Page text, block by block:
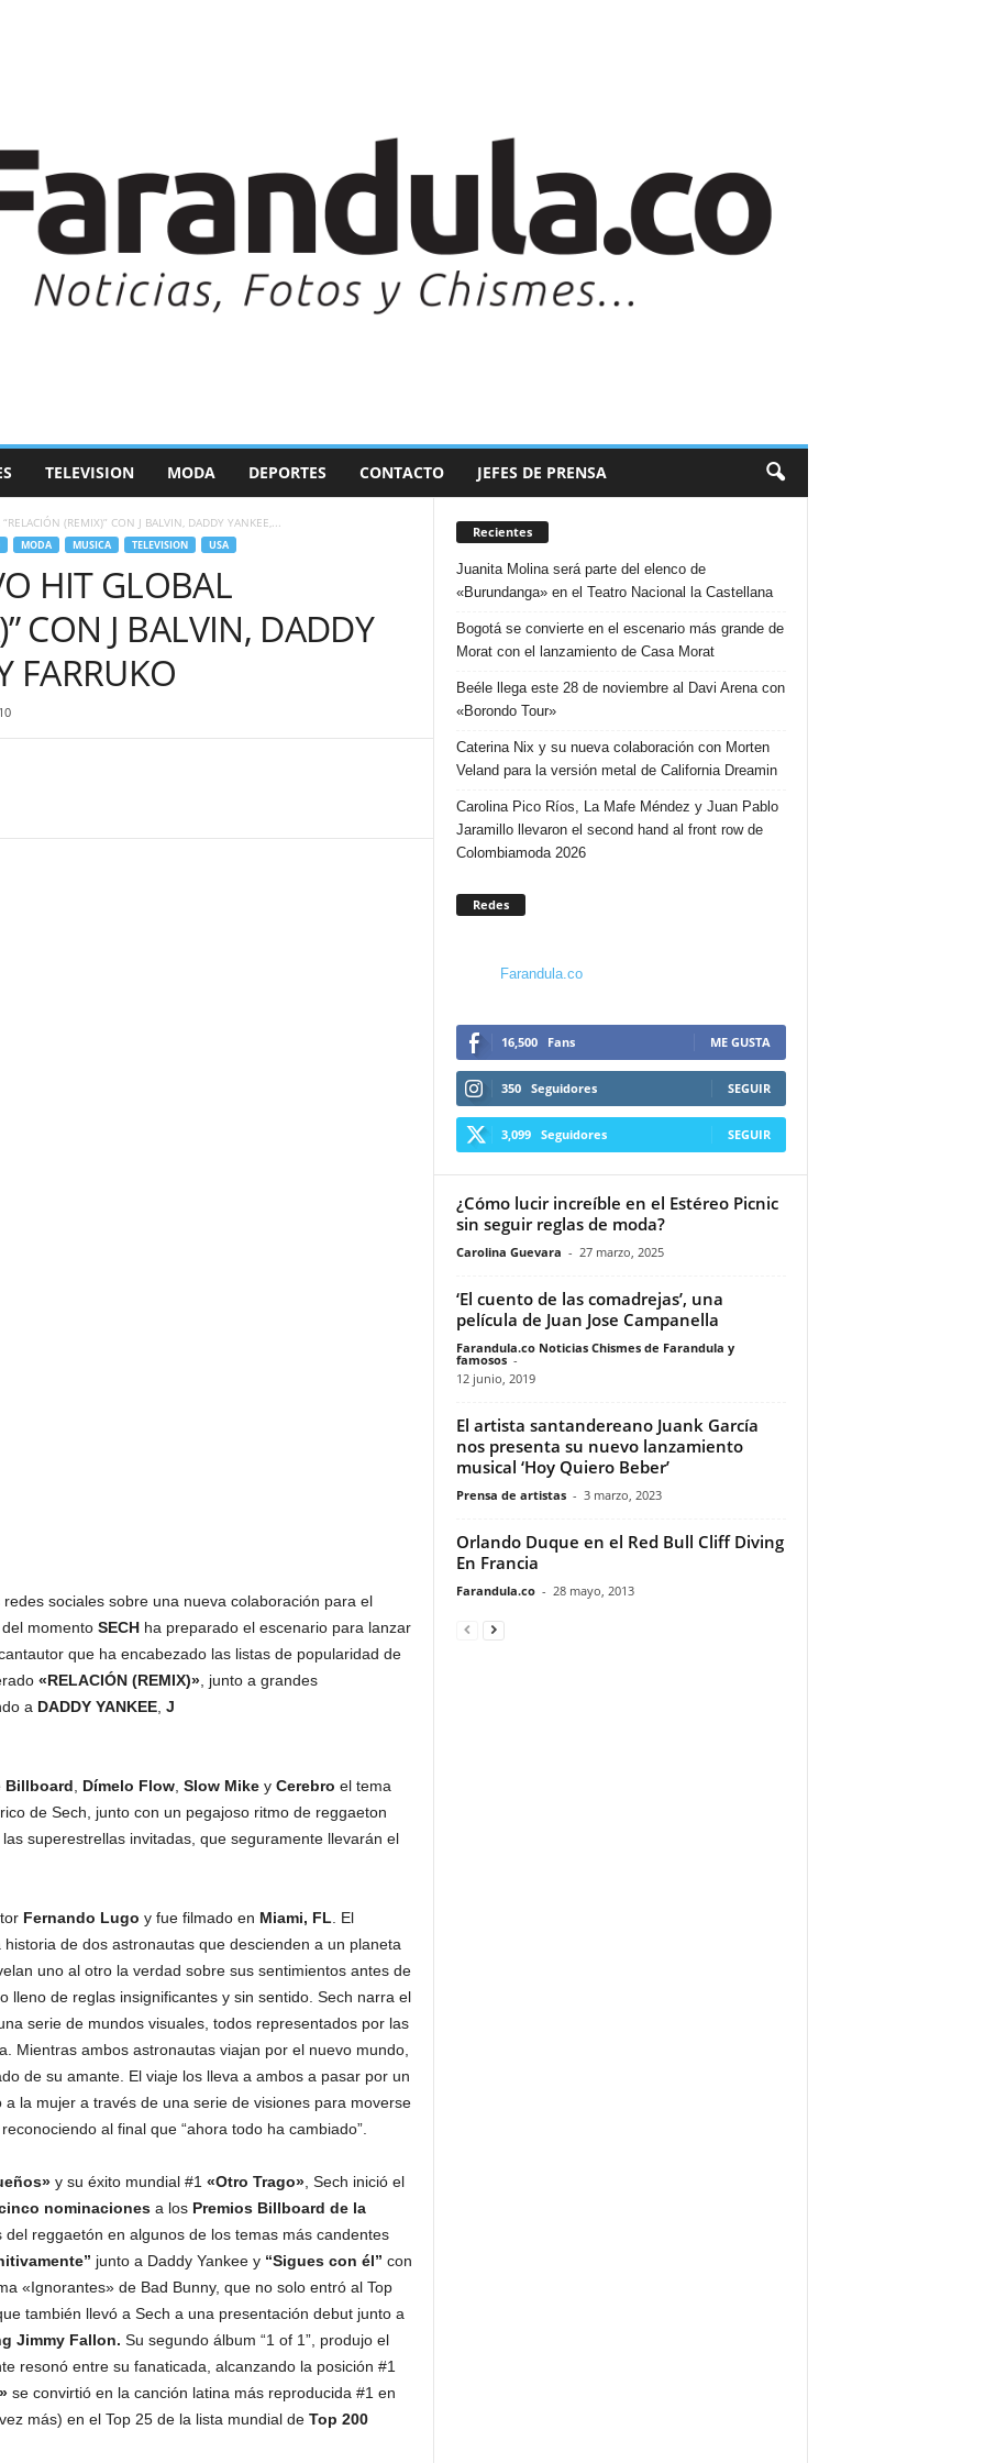
TELEVISION MODA DEPORTES CONTACTO JEFES DE PRENSA
(REMIX)” CON J BALVIN, DADDY YANKEE,...
MODA MUSICA TELEVISION USA
HIT GLOBAL
CON J BALVIN, DADDY
FARRUKO
sociales sobre una nueva colaboración para el
momento SECH ha preparado el escenario para lanzar
que ha encabezado las listas de popularidad de
«RELACIÓN (REMIX)», junto a grandes
a DADDY YANKEE, J
Billboard Dímelo Flow, Slow Mikey Cerebro el tema
de Sech, junto con un pegajoso ritmo de reggaeton
superestrellas invitadas, que seguramente llevarán el
Fernando Lugo y fue filmado en Miami, FL . El
de dos astronautas que descienden a un planeta
uno al otro la verdad sobre sus sentimientos antes de
lleno de reglas insignificantes y sin sentido. Sech narra el
serie de mundos visuales, todos representados por las
Mientras ambos astronautas viajan por el nuevo mundo,
de su amante. El viaje los lleva a ambos a pasar por un
la mujer a través de una serie de visiones para moverse
al final que “ahora todo ha cambiado”.
y su éxito mundial #1 «Otro Trago», Sech inició el
nominacionesa los Premios Billboard de la
reggaetón en algunos de los temas más candentes
junto a Daddy Yankee y “Sigues con él” con
«Ignorantes» de Bad Bunny, que no solo entró al Top
también llevó a Sech a una presentación debut junto a
Jimmy Fallon. Su segundo álbum “1 of 1”, produjo el
resonó entre su fanaticada, alcanzando la posición #1
se convirtió en la canción latina más reproducida #1 en
más) en el Top 25 de la lista mundial de Top 200
Recientes
Juanita Molina será parte del elenco de
«Burundanga» en el Teatro Nacional la Castellana
Bogotá se convierte en el escenario más grande de
Morat con el lanzamiento de Casa Morat
Beéle llega este 28 de noviembre al Davi Arena con
«Borondo Tour»
Caterina Nix y su nueva colaboración con Morten
Veland para la versión metal de California Dreamin
Carolina Pico Ríos, La Mafe Méndez y Juan Pablo
Jaramillo llevaron el second hand al front row de
Colombiamoda 2026
Redes
Farandula.co
16,500 Fans ME GUSTA
350 Seguidores SEGUIR
3,099 Seguidores SEGUIR
¿Cómo lucir increíble en el Estéreo Picnic
sin seguir reglas de moda?
Carolina Guevara - 27 marzo, 2025
‘El cuento de las comadrejas’, una
película de Juan Jose Campanella
Farandula.co Noticias Chismes de Farandula y
famosos -
12 junio, 2019
El artista santandereano Juank García
nos presenta su nuevo lanzamiento
musical ‘Hoy Quiero Beber’
Prensa de artistas - 3 marzo, 2023
Orlando Duque en el Red Bull Cliff Diving
En Francia
Farandula.co - 28 mayo, 2013